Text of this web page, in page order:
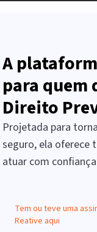
A
para quem
Direito
Projetada para
seguro, ela oferece
atuar com
Tem ou teve uma
Reative aqui